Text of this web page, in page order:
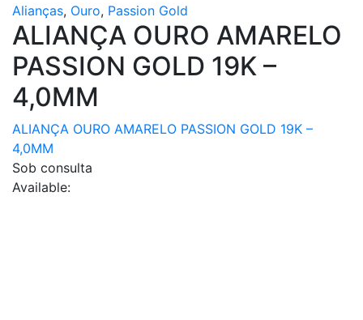
be
chosen
on
page
variants.
The
options
chosen
Alianças, Ouro, Passion Gold
ALIANÇA OURO AMARELO
PASSION GOLD 19K –
4,0MM
ALIANÇA OURO AMARELO PASSION GOLD 19K –
4,0MM
Sob consulta
Available: